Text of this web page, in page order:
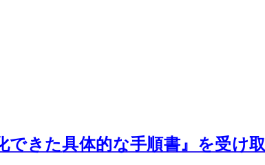
できた具体的な手順書』を受け取